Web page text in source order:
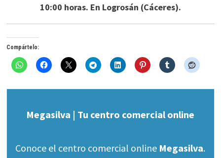
10:00 horas. En Logrosán (Cáceres).
Compártelo:
Megasilva | Tu centro comercial online
Conoce el centro comercial online Megasilva.